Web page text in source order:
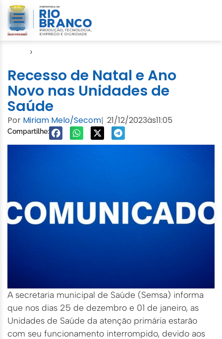
›
Recesso de Natal e Ano
Novo nas Unidades de
Saúde
Por Miriam Melo/Secom| 21/12/2023às11:05
Compartilhe:
A secretaria municipal de Saúde (Semsa) informa
que nos dias 25 de dezembro e 01 de janeiro, as
Unidades de Saúde da atenção primária estarão
com seu funcionamento interrompido, devido aos